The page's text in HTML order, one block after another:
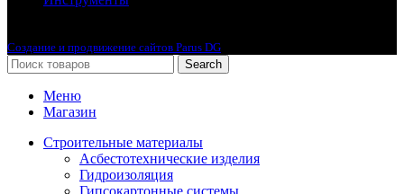
Создание и продвижение сайтов Parus DG
Search
Меню
Магазин
Строительные материалы
Асбестотехнические изделия
Гидроизоляция